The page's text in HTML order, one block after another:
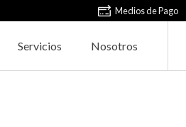
Medios de Pago
Servicios Nosotros